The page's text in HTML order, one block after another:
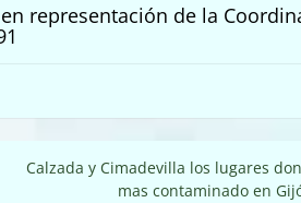
representación de la
Calzada y Cimadevilla los lugares
mas contaminado en